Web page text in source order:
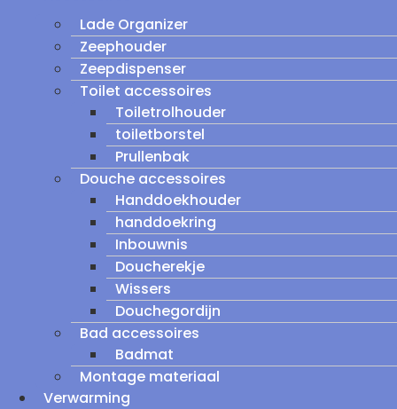
Lade Organizer
Zeephouder
Zeepdispenser
Toilet accessoires
Toiletrolhouder
toiletborstel
Prullenbak
Douche accessoires
Handdoekhouder
handdoekring
Inbouwnis
Doucherekje
Wissers
Douchegordijn
Bad accessoires
Badmat
Montage materiaal
Verwarming